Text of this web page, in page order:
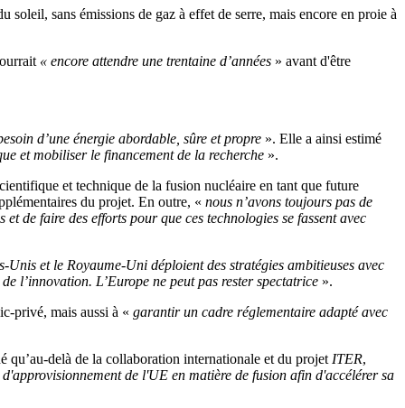
sans émissions de gaz à effet de serre, mais encore en proie à
« encore attendre une trentaine d’années » avant d'être
d’une énergie abordable, sûre et propre ». Elle a ainsi estimé
et mobiliser le financement de la recherche ».
et technique de la fusion nucléaire en tant que future
du projet. En outre, « nous n’avons toujours pas de
de faire des efforts pour que ces technologies se fassent avec
Unis et le Royaume-Uni déploient des stratégies ambitieuses avec
l’innovation. L’Europe ne peut pas rester spectatrice ».
privé, mais aussi à « garantir un cadre réglementaire adapté avec
qu’au-delà de la collaboration internationale et du projet ITER,
de l'UE en matière de fusion afin d'accélérer sa